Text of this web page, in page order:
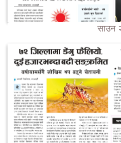
साउन